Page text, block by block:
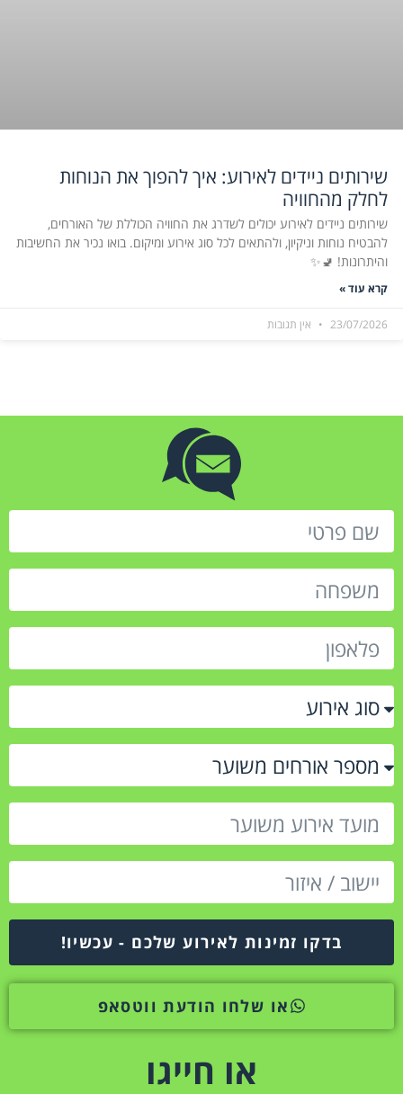
שירותים ניידים לאירוע: איך להפוך את הנוחות
לחלק מהחוויה
שירותים ניידים לאירוע יכולים לשדרג את החוויה הכוללת של האורחים,
להבטיח נוחות וניקיון, ולהתאים לכל סוג אירוע ומיקום. בואו נכיר את החשיבות
והיתרונות! 🚽✨
קרא עוד »
23/07/2026 אין תגובות
בדקו זמינות לאירוע שלכם - עכשיו!
או שלחו הודעת ווטסאפ
או חייגו